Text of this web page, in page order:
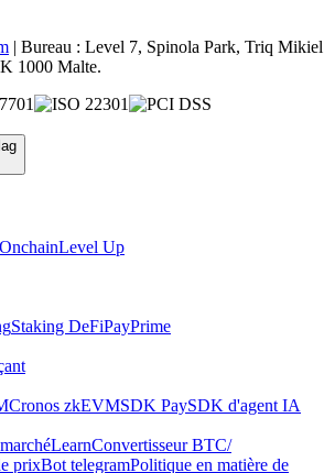
| Bureau : Level 7, Spinola Park, Triq Mikiel
1000 Malte.
OnchainLevel Up
Staking DeFiPayPrime
Cronos zkEVMSDK PaySDK d'agent IA
LearnConvertisseur BTC/
prixBot telegramPolitique en matière de